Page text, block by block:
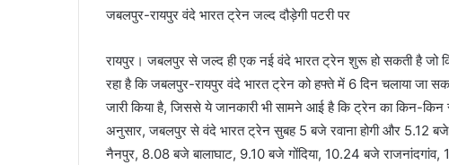
जबलपुर-रायपुर वंदे भारत ट्रेन जल्द दौड़ेगी पटरी पर
रायपुर। जबलपुर से जल्द ही एक नई वंदे भारत ट्रेन शुरू हो सकती है जो कि
रहा है कि जबलपुर-रायपुर वंदे भारत ट्रेन को हफ्ते में 6 दिन चलाया
जारी किया है, जिससे ये जानकारी भी सामने आई है कि ट्रेन का किन-
अनुसार, जबलपुर से वंदे भारत ट्रेन सुबह 5 बजे रवाना होगी और 5.12
नैनपुर, 8.08 बजे बालाघाट, 9.10 बजे गोंदिया, 10.24 बजे राजनांदगांव,